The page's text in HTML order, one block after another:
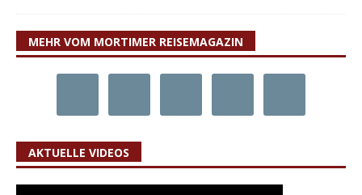
MEHR VOM MORTIMER REISEMAGAZIN
AKTUELLE VIDEOS